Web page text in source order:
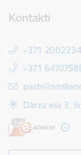
Kontakti
+371
+371
E-pasts:
Dārza iela 3,